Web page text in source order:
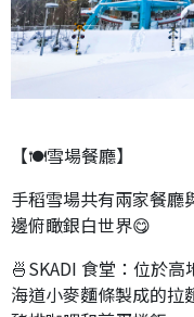
【🍽️雪場餐廳】
手稻雪場共有兩家餐廳
邊俯瞰銀白世界😋
🍜SKADI 食堂：位於
海道小麥麵條製成的拉